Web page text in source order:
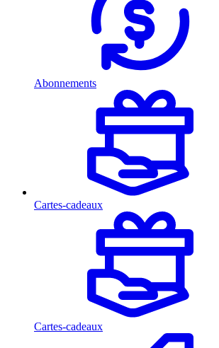
Abonnements
Cartes-cadeaux
Cartes-cadeaux